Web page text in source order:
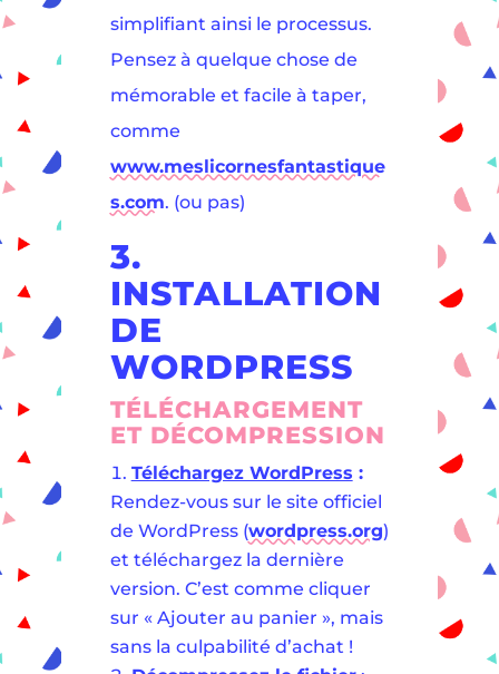
simplifiant ainsi le processus.
Pensez à quelque chose de
mémorable et facile à taper,
comme
www.meslicornesfantastique
s.com. (ou pas)
3.
INSTALLATION
DE
WORDPRESS
TÉLÉCHARGEMENT
ET DÉCOMPRESSION
Téléchargez WordPress :
Rendez-vous sur le site officiel
de WordPress (wordpress.org)
et téléchargez la dernière
version. C’est comme cliquer
sur « Ajouter au panier », mais
sans la culpabilité d’achat !